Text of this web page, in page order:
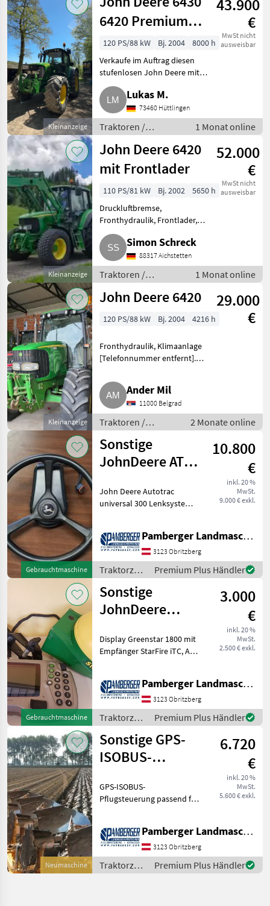
Traktoren
Kleinanzeige
6420 Premium
stufenlos Vario
Fendt Traktor
43.900
€
MwSt nicht
ausweisbar
120 PS/88 kW Bj. 2004
8000 h
Verkaufe im Auftrag diesen
stufenlosen John Deere mit
8.500 Bstd. Er befindet sich im
Neuzustand, er wurde weder im
Salz noch im Schnee bewegt.
Der Schlepper hat Vol
Lukas M.
73460 Hüttlingen
Traktoren /
Standard Traktoren
1 Monat online
Kleinanzeige
John Deere 6420
mit Frontlader
52.000
€
MwSt nicht
ausweisbar
110 PS/81 kW Bj. 2002
5650 h
Druckluftbremse,
Fronthydraulik, Frontlader,
Frontzapfwelle, gefederte
Vorderachse, Klimaanlage,
Plattform: Kabine, Getriebeart
Landmaschine: Stufenloses
Getriebe, Luftsitz,
Simon Schreck
88317 Aichstetten
Traktoren /
Standard Traktoren
1 Monat online
Kleinanzeige
John Deere 6420
29.000
€
120 PS/88 kW Bj. 2004 4216 h
Fronthydraulik, Klimaanlage
[Telefonnummer entfernt].
Ander Mil
11000 Belgrad
Traktoren /
Standard
Traktoren
2 Monate online
Gebrauchtmaschine
Sonstige
JohnDeere ATU
6000
10.800
€
inkl. 20 %
MwSt.
9.000 € exkl.
John Deere Autotrac
universal 300 Lenksystem,
Signalgenauigkeit, John
Deere 4640 Monitor (26 cm
Bildschirmgrösse), A
Pamberger Landmaschinentechnik GmbH
3123 Obritzberg
Traktorzubehör
/ Sonstige
Premium Plus Händler
Gebrauchtmaschine
Sonstige
JohnDeere
mit StarFire iTC
3.000
€
inkl. 20 %
MwSt.
2.500 € exkl.
Display Greenstar 1800 mit
Empfänger StarFire iTC, A-
Spurführung/GPS
Pamberger Landmaschinentechnik GmbH
3123 Obritzberg
Traktorzubehör
/ Sonstige
Premium Plus Händler
Neumaschine
Sonstige GPS-
ISOBUS-
für Vario Pflüge
6.720
€
inkl. 20 %
MwSt.
5.600 € exkl.
GPS-ISOBUS-
Pflugsteuerung passend für
AFS700, Trimble
FM1000/FMX, Trimble
XCN2050 / TMX2050,
Trimble XCN-1050 / GFX7
Pamberger Landmaschinentechnik GmbH
3123 Obritzberg
Traktorzubehör
/ Sonstige
Premium Plus Händler